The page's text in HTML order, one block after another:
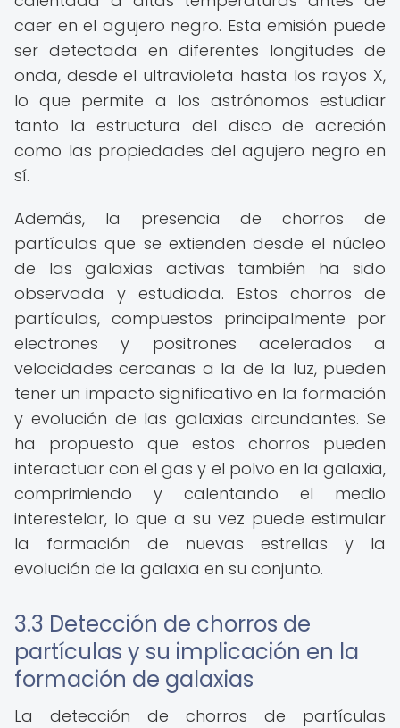
caer en el agujero negro. Esta emisión puede
ser detectada en diferentes longitudes de
onda, desde el ultravioleta hasta los rayos X,
lo que permite a los astrónomos estudiar
tanto la estructura del disco de acreción
como las propiedades del agujero negro en
sí.
Además, la presencia de chorros de
partículas que se extienden desde el núcleo
de las galaxias activas también ha sido
observada y estudiada. Estos chorros de
partículas, compuestos principalmente por
electrones y positrones acelerados a
velocidades cercanas a la de la luz, pueden
tener un impacto significativo en la formación
y evolución de las galaxias circundantes. Se
ha propuesto que estos chorros pueden
interactuar con el gas y el polvo en la galaxia,
comprimiendo y calentando el medio
interestelar, lo que a su vez puede estimular
la formación de nuevas estrellas y la
evolución de la galaxia en su conjunto.
3.3 Detección de chorros de
partículas y su implicación en la
formación de galaxias
La detección de chorros de partículas